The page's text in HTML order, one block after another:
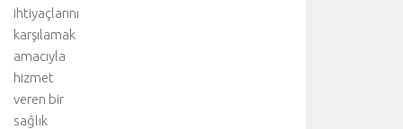
ihtiyaçlarını
karşılamak
amacıyla
hizmet
veren bir
sağlık